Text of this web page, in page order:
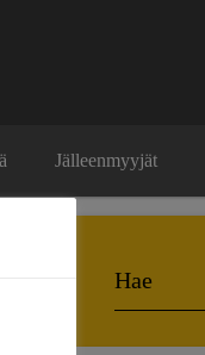
Jälleenmyyjät